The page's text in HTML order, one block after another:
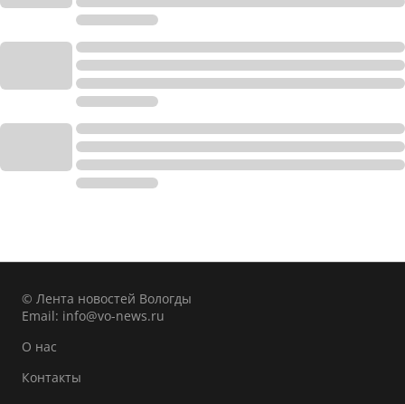
© Лента новостей Вологды
Email: info@vo-news.ru
О нас
Контакты